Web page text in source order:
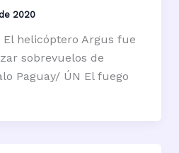
2020
El helicóptero Argus fue
sobrevuelos de
Paguay/ ÚN El fuego